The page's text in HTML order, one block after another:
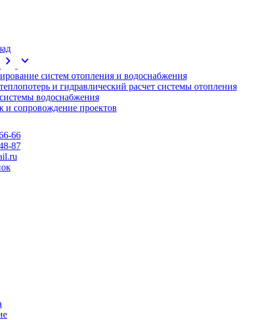
chevron_right expand_more
систем отопления и водоснабжения
и гидравлический расчет системы отопления
водоснабжения
и сопровождение проектов
66
87